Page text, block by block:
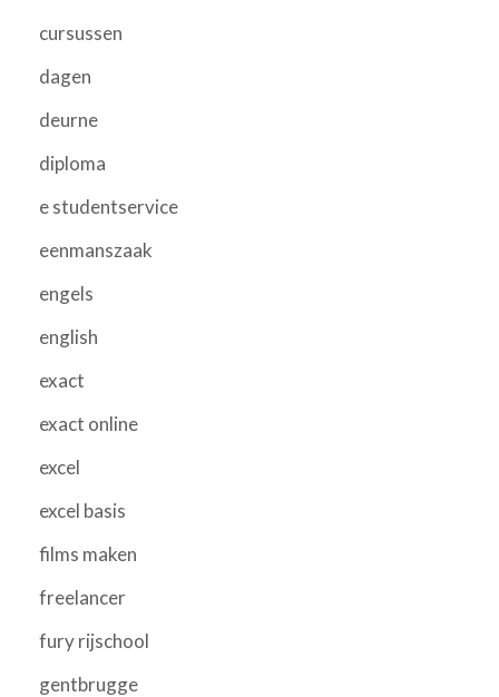
cursussen
dagen
deurne
diploma
e studentservice
eenmanszaak
engels
english
exact
exact online
excel
excel basis
films maken
freelancer
fury rijschool
gentbrugge